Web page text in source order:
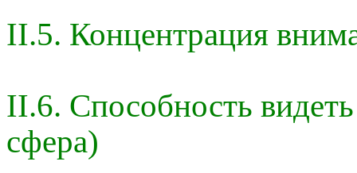
II.5. Концентрация
II.6. Способность
сфера)